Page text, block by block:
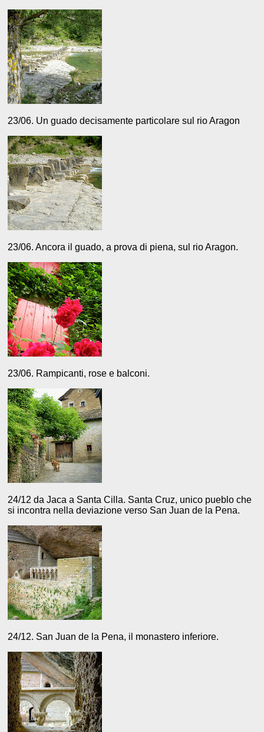
23/06. Un guado decisamente particolare sul rio Aragon
23/06. Ancora il guado, a prova di piena, sul rio Aragon.
23/06. Rampicanti, rose e balconi.
24/12 da Jaca a Santa Cilla. Santa Cruz, unico pueblo che
si incontra nella deviazione verso San Juan de la Pena.
24/12. San Juan de la Pena, il monastero inferiore.